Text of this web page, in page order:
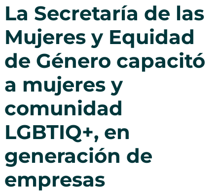
La Secretaría de las
Mujeres y Equidad
de Género capacitó
a mujeres y
comunidad
LGBTIQ+, en
generación de
empresas